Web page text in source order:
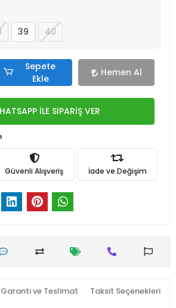
39 40
Sepete
Ekle
Hemen Al
İLE SİPARİŞ VER
Güvenli Alışveriş İade ve Değişim
Garanti ve Teslimat Taksit Seçenekleri